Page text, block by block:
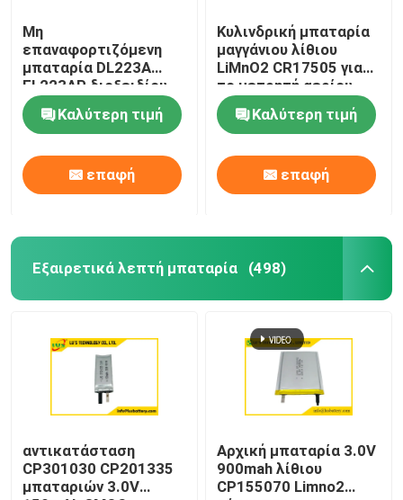
Μη
επαναφορτιζόμενη
μπαταρία DL223A
EL223AP διοξειδίου
μαγγάνιου λίθιου
Καλύτερη τιμή
επαφή
Κυλινδρική μπαταρία
μαγγάνιου λίθιου
LiMnO2 CR17505 για
το μετρητή αερίου
νερού
Καλύτερη τιμή
επαφή
Εξαιρετικά λεπτή μπαταρία (498)
αντικατάσταση
CP301030 CP201335
μπαταριών 3.0V
Αρχική μπαταρία 3.0V
900mah λίθιου
CP155070 Limno2